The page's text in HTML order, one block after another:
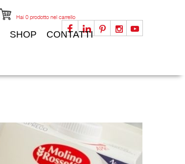
Hai 0 prodotto nel carrello
SHOP CONTATTI